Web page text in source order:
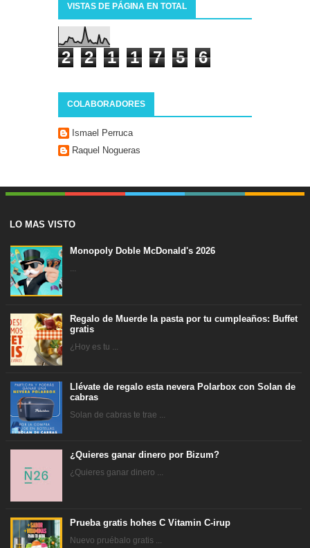
VISTAS DE PÁGINA EN TOTAL
2 2 1 1 7 5 6
COLABORADORES
Ismael Perruca
Raquel Nogueras
LO MAS VISTO
Monopoly Doble McDonald's 2026
...
Regalo de Muerde la pasta por tu cumpleaños: Buffet
gratis
¿Hoy es tu ...
Llévate de regalo esta nevera Polarbox con Solan de
cabras
Solan de cabras te trae ...
¿Quieres ganar dinero por Bizum?
¿Quieres ganar dinero ...
Prueba gratis hohes C Vitamin C-irup
Nuevo pruébalo gratis ...